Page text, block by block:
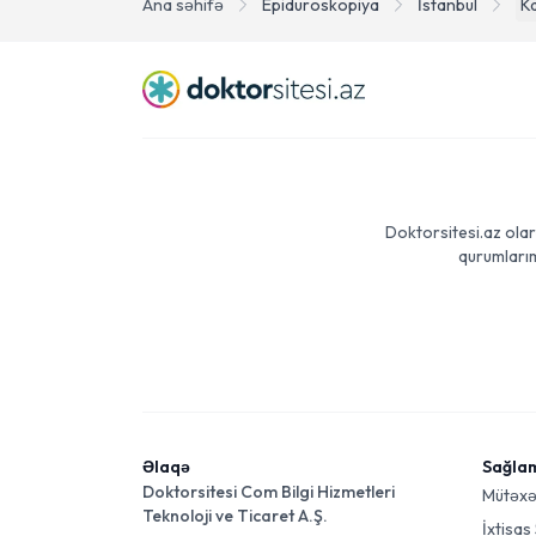
Ana səhifə Epiduroskopiya İstanbul
Doktorsitesi.az
Əlaqə
Doktorsitesi Com Bilgi Hizmetleri
Teknoloji ve Ticaret A.Ş.
İxtisas